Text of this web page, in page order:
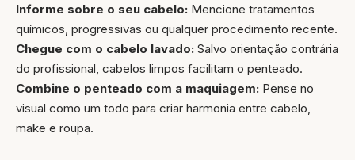
Informe sobre o seu cabelo: Mencione tratamentos
químicos, progressivas ou qualquer procedimento recente.
Chegue com o cabelo lavado: Salvo orientação contrária
do profissional, cabelos limpos facilitam o penteado.
Combine o penteado com a maquiagem: Pense no
visual como um todo para criar harmonia entre cabelo,
make e roupa.